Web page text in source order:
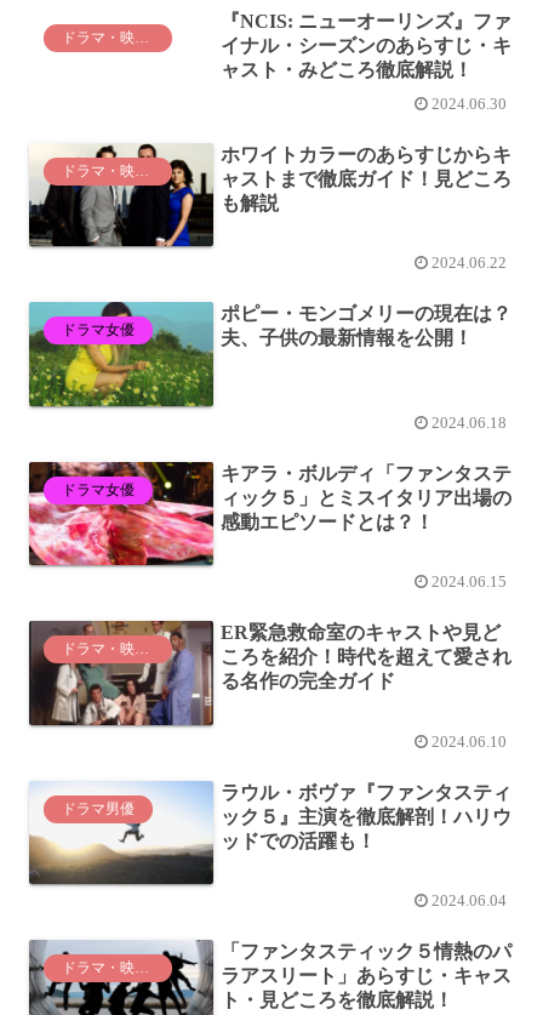
ドラマ・映画紹介
『NCIS: ニューオーリンズ』ファ
イナル・シーズンのあらすじ・キ
ャスト・みどころ徹底解説！
2024.06.30
ドラマ・映画紹介
ホワイトカラーのあらすじからキ
ャストまで徹底ガイド！見どころ
も解説
2024.06.22
ドラマ女優
ポピー・モンゴメリーの現在は？
夫、子供の最新情報を公開！
2024.06.18
ドラマ女優
キアラ・ボルディ「ファンタステ
ィック５」とミスイタリア出場の
感動エピソードとは？！
2024.06.15
ドラマ・映画紹介
ER緊急救命室のキャストや見ど
ころを紹介！時代を超えて愛され
る名作の完全ガイド
2024.06.10
ドラマ男優
ラウル・ボヴァ『ファンタスティ
ック５』主演を徹底解剖！ハリウ
ッドでの活躍も！
2024.06.04
ドラマ・映画紹介
「ファンタスティック５情熱のパ
ラアスリート」あらすじ・キャス
ト・見どころを徹底解説！